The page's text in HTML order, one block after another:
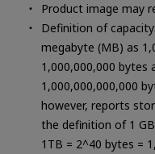
Product image may
Definition of
megabyte (MB) as
1,000,000,000 bytes
1,000,000,000,000
however, reports
the definition of 1
1TB = 2^40 bytes =